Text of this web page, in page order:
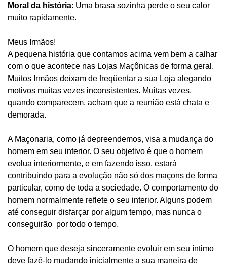
Moral da história: Uma brasa sozinha perde o seu calor
muito rapidamente.
Meus Irmãos!
A pequena história que contamos acima vem bem a calhar
com o que acontece nas Lojas Maçônicas de forma geral.
Muitos Irmãos deixam de freqüentar a sua Loja alegando
motivos muitas vezes inconsistentes. Muitas vezes,
quando comparecem, acham que a reunião está chata e
demorada.
A Maçonaria, como já depreendemos, visa a mudança do
homem em seu interior. O seu objetivo é que o homem
evolua interiormente, e em fazendo isso, estará
contribuindo para a evolução não só dos maçons de forma
particular, como de toda a sociedade. O comportamento do
homem normalmente reflete o seu interior. Alguns podem
até conseguir disfarçar por algum tempo, mas nunca o
conseguirão por todo o tempo.
O homem que deseja sinceramente evoluir em seu íntimo
deve fazê-lo mudando inicialmente a sua maneira de